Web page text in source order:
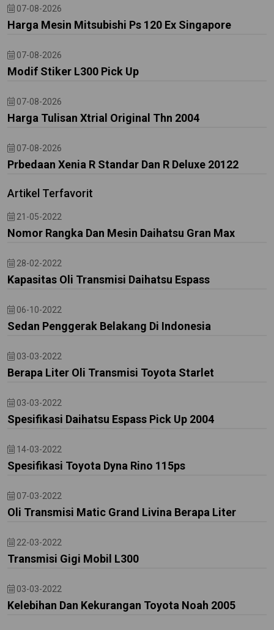
07-08-2026
Harga Mesin Mitsubishi Ps 120 Ex Singapore
07-08-2026
Modif Stiker L300 Pick Up
07-08-2026
Harga Tulisan Xtrial Original Thn 2004
07-08-2026
Prbedaan Xenia R Standar Dan R Deluxe 20122
Artikel Terfavorit
21-05-2022
Nomor Rangka Dan Mesin Daihatsu Gran Max
28-02-2022
Kapasitas Oli Transmisi Daihatsu Espass
06-10-2022
Sedan Penggerak Belakang Di Indonesia
03-03-2022
Berapa Liter Oli Transmisi Toyota Starlet
03-03-2022
Spesifikasi Daihatsu Espass Pick Up 2004
14-03-2022
Spesifikasi Toyota Dyna Rino 115ps
07-03-2022
Oli Transmisi Matic Grand Livina Berapa Liter
22-03-2022
Transmisi Gigi Mobil L300
03-03-2022
Kelebihan Dan Kekurangan Toyota Noah 2005